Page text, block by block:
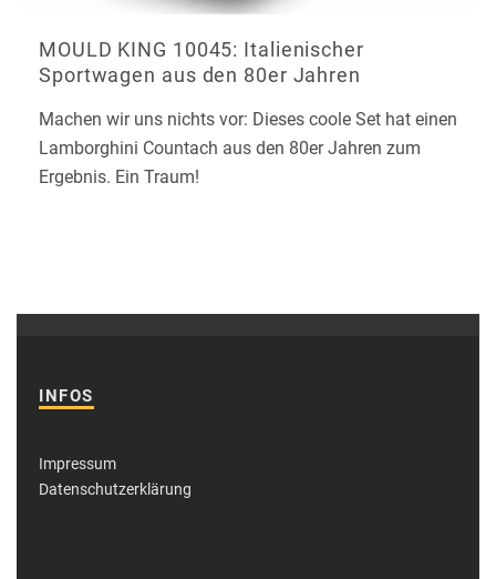
MOULD KING 10045: Italienischer
Sportwagen aus den 80er Jahren
Machen wir uns nichts vor: Dieses coole Set hat einen
Lamborghini Countach aus den 80er Jahren zum
Ergebnis. Ein Traum!
INFOS
Impressum
Datenschutzerklärung